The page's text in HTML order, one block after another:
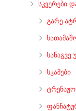
სკვერები
გარე
სანაგვე
სკამები